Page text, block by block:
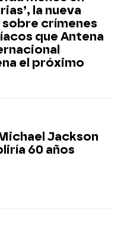
la nueva
crímenes
que Antena
el próximo
Jackson
60 años